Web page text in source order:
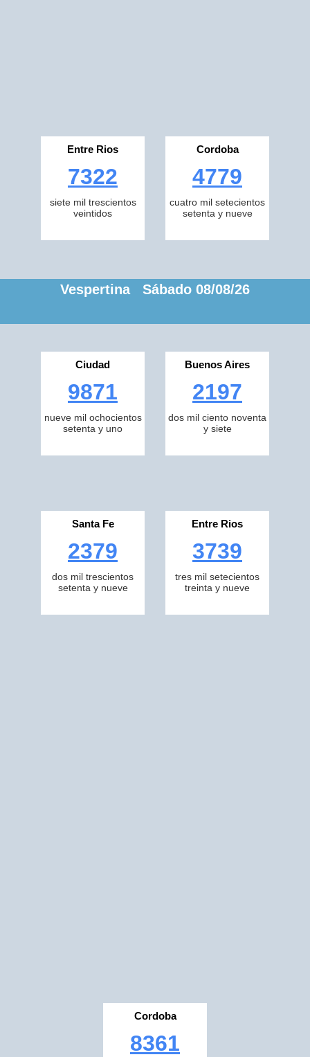
Entre Rios
7322
siete mil trescientos
veintidos
Cordoba
4779
cuatro mil setecientos
setenta y nueve
Vespertina Sábado 08/08/26
Ciudad
9871
nueve mil ochocientos
setenta y uno
Buenos Aires
2197
dos mil ciento noventa
y siete
Santa Fe
2379
dos mil trescientos
setenta y nueve
Entre Rios
3739
tres mil setecientos
treinta y nueve
Cordoba
8361